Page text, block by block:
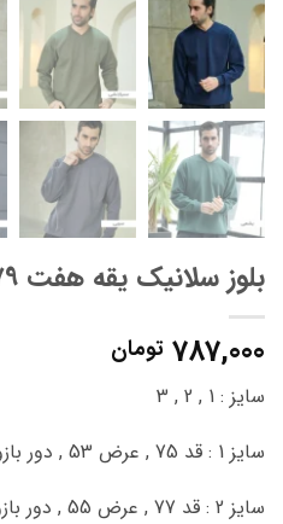
بلوز سلانیک یقه هفت B42179
787,000 تومان
سایز : 1 , 2 , 3
سایز 1 : قد 75 , عرض 53 , دور بازو 42 , قد آستین 55 سانتی متر
سایز 2 : قد 77 , عرض 55 , دور بازو 44 , قد آستین 56 سانتی متر